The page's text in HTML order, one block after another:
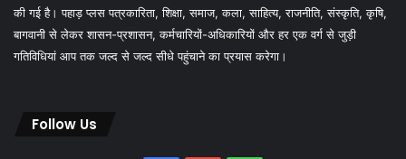
की गई है। पहाड़ प्लस पत्रकारिता, शिक्षा, समाज, कला, साहित्य, राजनीति, संस्कृति, कृषि,
बागवानी से लेकर शासन-प्रशासन, कर्मचारियों-अधिकारियों और हर एक वर्ग से जुड़ी
गतिविधियां आप तक जल्द से जल्द सीधे पहुंचाने का प्रयास करेगा।
Follow Us